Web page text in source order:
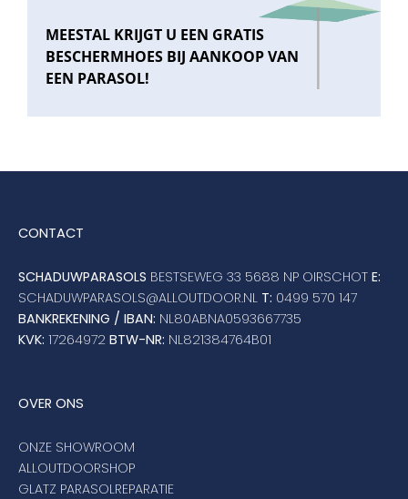
MEESTAL KRIJGT U EEN GRATIS
BESCHERMHOES BIJ AANKOOP VAN
EEN PARASOL!
CONTACT
SCHADUWPARASOLS BESTSEWEG 33 5688 NP OIRSCHOT E:
SCHADUWPARASOLS@ALLOUTDOOR.NL T: 0499 570 147
BANKREKENING / IBAN: NL80ABNA0593667735
KVK: 17264972 BTW-NR: NL821384764B01
OVER ONS
ONZE SHOWROOM
ALLOUTDOORSHOP
GLATZ PARASOLREPARATIE